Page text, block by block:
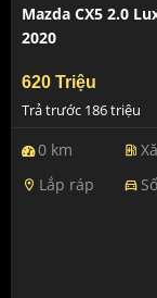
Mazda CX5 2.0
2020
620 Triệu
Trả trước 186 triệu
0 km ev_station
location_on Lắp ráp directions_car